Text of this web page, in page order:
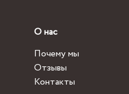
О нас
Почему мы
Отзывы
Контакты